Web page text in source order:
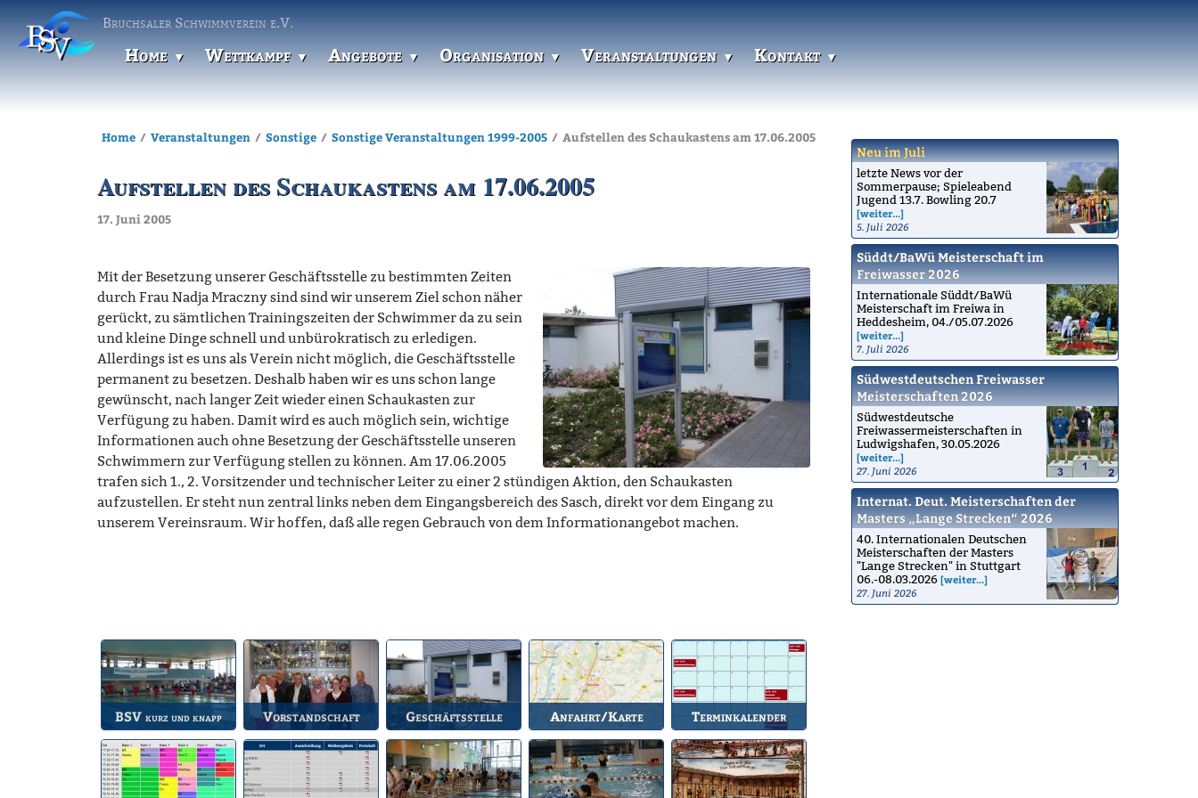
Bruchsaler Schwimmverein e.V.
Home Wettkampf Angebote Organisation Veranstaltungen Kontakt
Neu im Juli
letzte News vor der
Sommerpause; Spieleabend
Jugend 13.7. Bowling 20.7
[weiter...]
5. Juli 2026
Süddt/BaWü Meisterschaft im
Freiwasser 2026
Internationale Süddt/BaWü
Meisterschaft im Freiwa in
Heddesheim, 04./05.07.2026
[weiter...]
7. Juli 2026
Südwestdeutschen Freiwasser
Meisterschaften 2026
Südwestdeutsche
Freiwassermeisterschaften in
Ludwigshafen, 30.05.2026
[weiter...]
27. Juni 2026
Internat. Deut. Meisterschaften der
Masters „Lange Strecken“ 2026
40. Internationalen Deutschen
Meisterschaften der Masters
"Lange Strecken" in Stuttgart
06.-08.03.2026 [weiter...]
27. Juni 2026
Home Veranstaltungen Sonstige Sonstige Veranstaltungen 1999-2005 Aufstellen des Schaukastens am 17.06.2005
Aufstellen des Schaukastens am 17.06.2005
17. Juni 2005
Mit der Besetzung unserer Geschäftsstelle zu bestimmten Zeiten
durch Frau Nadja Mraczny sind sind wir unserem Ziel schon näher
gerückt, zu sämtlichen Trainingszeiten der Schwimmer da zu sein
und kleine Dinge schnell und unbürokratisch zu erledigen.
Allerdings ist es uns als Verein nicht möglich, die Geschäftsstelle
permanent zu besetzen. Deshalb haben wir es uns schon lange
gewünscht, nach langer Zeit wieder einen Schaukasten zur
Verfügung zu haben. Damit wird es auch möglich sein, wichtige
Informationen auch ohne Besetzung der Geschäftsstelle unseren
Schwimmern zur Verfügung stellen zu können. Am 17.06.2005
trafen sich 1., 2. Vorsitzender und technischer Leiter zu einer 2 stündigen Aktion, den Schaukasten
aufzustellen. Er steht nun zentral links neben dem Eingangsbereich des Sasch, direkt vor dem Eingang zu
unserem Vereinsraum. Wir hoffen, daß alle regen Gebrauch von dem Informationangebot machen.
BSV kurz und knapp
Die wichtigsten Infos
zum BSV.
Vorstandschaft
Unsere amtierende
Vorstandschaft.
Geschäftsstelle
Anlaufstelle für alle
Fragen.
Anfahrt/Karte
So können Sie uns
erreichen.
Terminkalender
Die Termine des BSV.